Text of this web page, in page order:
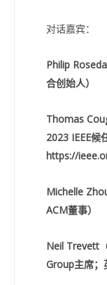
对话嘉宾：
Philip
合创始人）
Thomas
2023 IEEE候
https://
Michelle
ACM董事）
Neil Trevett
Group主席；